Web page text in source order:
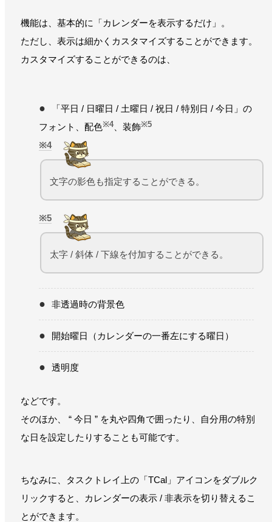
機能は、基本的に「カレンダーを表示するだけ」。
ただし、表示は細かくカスタマイズすることができます。
カスタマイズすることができるのは、
「平日 / 日曜日 / 土曜日 / 祝日 / 特別日 / 今日」の
フォント、配色※4、装飾※5
4
文字の影色も指定することができる。
5
太字 / 斜体 / 下線を付加することができる。
非透過時の背景色
開始曜日（カレンダーの一番左にする曜日）
透明度
などです。
そのほか、 “ 今日 ” を丸や四角で囲ったり、自分用の特別
な日を設定したりすることも可能です。
ちなみに、タスクトレイ上の「TCal」アイコンをダブルク
リックすると、カレンダーの表示 / 非表示を切り替えるこ
とができます。